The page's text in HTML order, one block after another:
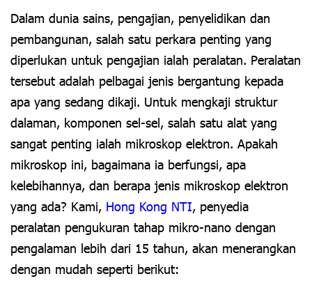
Dalam dunia sains, pengajian, penyelidikan dan
pembangunan, salah satu perkara penting yang
diperlukan untuk pengajian ialah peralatan. Peralatan
tersebut adalah pelbagai jenis bergantung kepada
apa yang sedang dikaji. Untuk mengkaji struktur
dalaman, komponen sel-sel, salah satu alat yang
sangat penting ialah mikroskop elektron. Apakah
mikroskop ini, bagaimana ia berfungsi, apa
kelebihannya, dan berapa jenis mikroskop elektron
yang ada? Kami, Hong Kong NTI, penyedia
peralatan pengukuran tahap mikro-nano dengan
pengalaman lebih dari 15 tahun, akan menerangkan
dengan mudah seperti berikut: